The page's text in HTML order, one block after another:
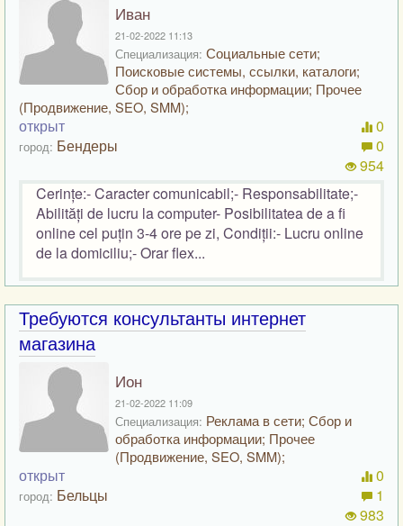
Иван
21-02-2022 11:13
Специализация: Социальные сети;
Поисковые системы, ссылки, каталоги;
Сбор и обработка информации; Прочее
(Продвижение, SEO, SMM);
открыт
город: Бендеры
0
0
954
Cerințe:- Caracter comunicabil;- Responsabilitate;-
Abilități de lucru la computer- Posibilitatea de a fi
online cel puțin 3-4 ore pe zi, Condiții:- Lucru online
de la domiciliu;- Orar flex...
Требуются консультанты интернет
магазина
Ион
21-02-2022 11:09
Специализация: Реклама в сети; Сбор и
обработка информации; Прочее
(Продвижение, SEO, SMM);
открыт
город: Бельцы
0
1
983